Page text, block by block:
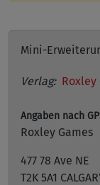
Mini-
Verlag: Roxley
Angaben nach
Roxley Games
477 78 Ave NE
T2K 5A1